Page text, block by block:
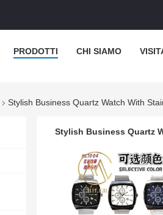
PRODOTTI CHI SIAMO
Stylish Business Quartz Watch With
Stylish Business Quartz